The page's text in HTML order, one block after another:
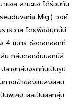
แอล สามะแอ ได้ร่วมกัน
Mig.) วงศ์
าธิวาส โดยพืชชนิดนี้มี
4 เมตร ช่อดอกออกที่
บ กลีบดอกชั้นนอกมีสี
ายกลีบจรดกันเป็นรูป
ทางเข้าของแมลงผสม
นพิเศษ ผลเป็นผลกลุ่ม